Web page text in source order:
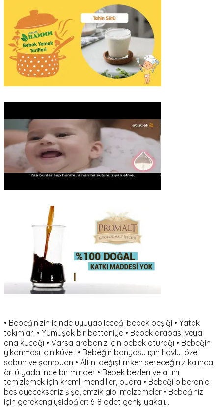
• Bebeğinizin içinde uyuyabileceği bebek beşiği • Yatak
takımları • Yumuşak bir battaniye • Bebek arabası veya
ana kucağı • Varsa arabanız için bebek oturağı • Bebeğin
yıkanması için küvet • Bebeğin banyosu için havlu, özel
sabun ve şampuan • Altını değiştirirken sereceğiniz kalınca
örtü yada ince bir minder • Bebek bezleri ve altını
temizlemek için kremli mendiller, pudra • Bebeği biberonla
beslayecekseniz şişe, emzik gibi malzemeler • Bebeğiniz
için gerekengiysidoğler: 6-8 adet geniş yakalı…